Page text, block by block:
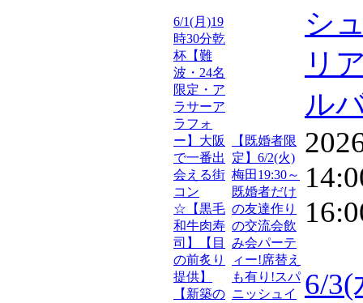
6/1(月)19
時30分乾
杯【難
波・24名
限定・ア
ラサーア
ラフォ
ー】大阪
で一番出
会える街
コン
☆【黒毛
和牛肉寿
司】【目
の前炙り
提供】
【新築の
【既婚者限
定】6/2(火)
梅田19:30～
既婚者だけ
の友達作り
の交流会飲
み会パーテ
ィー!席替え
も有り!スパ
ニッシュイ
シ
リ
ル
6/3(